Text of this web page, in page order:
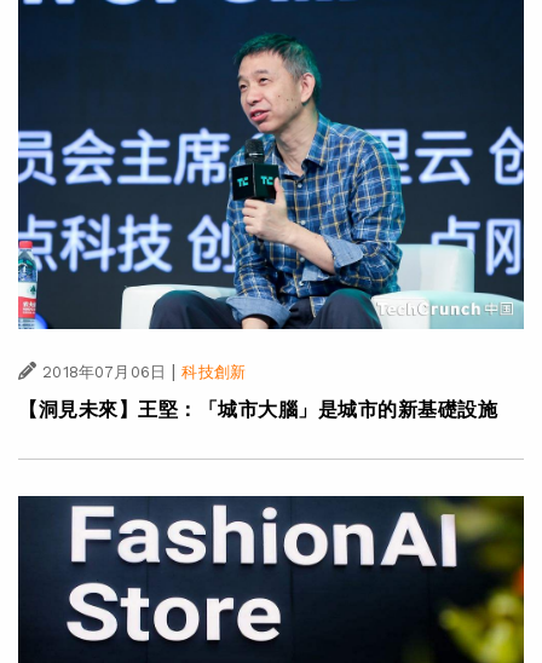
2018年07月06日 | 科技創新
【洞見未來】王堅：「城市大腦」是城市的新基礎設施